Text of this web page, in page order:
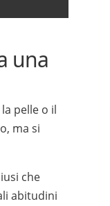
una
pelle o il
ma si
che
abitudini